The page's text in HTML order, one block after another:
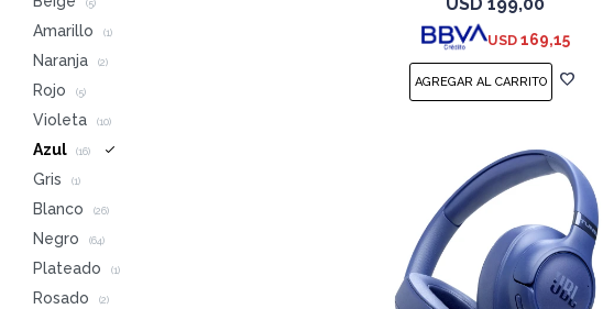
USD 169,15
(5)
Amarillo (1)
Naranja (2)
Rojo (5)
Violeta (10)
Azul (16)
Gris (1)
Blanco (26)
Negro (64)
Plateado (1)
Rosado (2)